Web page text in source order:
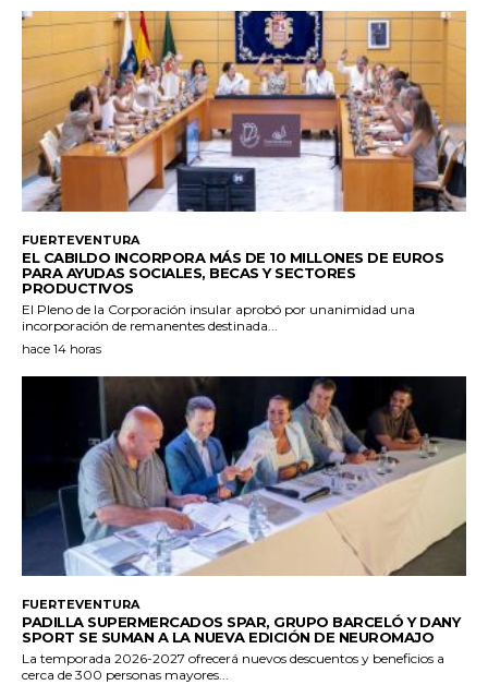
FUERTEVENTURA
EL CABILDO INCORPORA MÁS DE 10 MILLONES DE EUROS
PARA AYUDAS SOCIALES, BECAS Y SECTORES
PRODUCTIVOS
El Pleno de la Corporación insular aprobó por unanimidad una
incorporación de remanentes destinada...
hace 14 horas
FUERTEVENTURA
PADILLA SUPERMERCADOS SPAR, GRUPO BARCELÓ Y DANY
SPORT SE SUMAN A LA NUEVA EDICIÓN DE NEUROMAJO
La temporada 2026-2027 ofrecerá nuevos descuentos y beneficios a
cerca de 300 personas mayores...